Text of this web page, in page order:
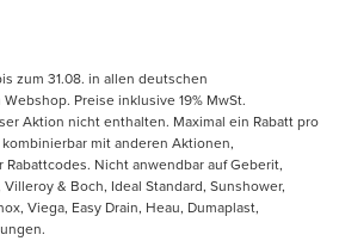
zum 31.08. in allen deutschen
Preise inklusive 19% MwSt.
Aktion nicht enthalten. Maximal ein Rabatt pro
mit anderen Aktionen,
Nicht anwendbar auf Geberit,
& Boch, Ideal Standard, Sunshower,
Viega, Easy Drain, Heau, Dumaplast,